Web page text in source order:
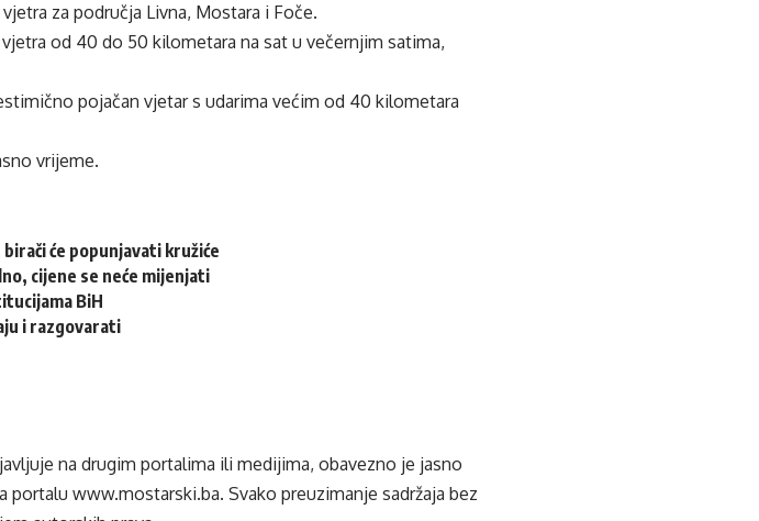
za područja Livna, Mostara i Foče.
od 40 do 50 kilometara na sat u večernjim satima,
pojačan vjetar s udarima većim od 40 kilometara
vrijeme.
će popunjavati kružiće
cijene se neće mijenjati
BiH
i razgovarati
na drugim portalima ili medijima, obavezno je jasno
portalu www.mostarski.ba. Svako preuzimanje sadržaja bez